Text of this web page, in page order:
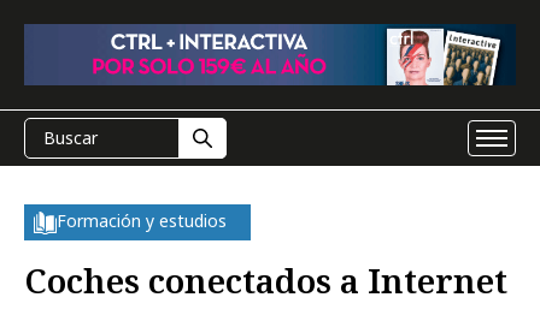
Formación y estudios
Coches conectados a Internet